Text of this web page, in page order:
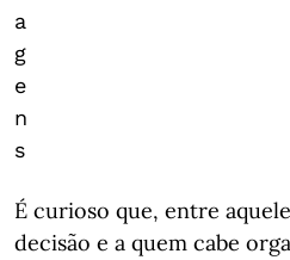
a
g
e
n
s
É curioso que, entre
decisão e a quem cabe